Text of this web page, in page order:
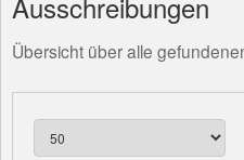
Übersicht über alle